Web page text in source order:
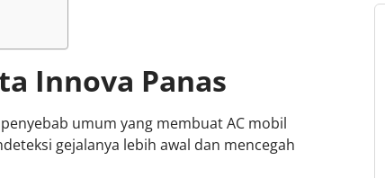
Innova Panas
umum yang membuat AC mobil
gejalanya lebih awal dan mencegah